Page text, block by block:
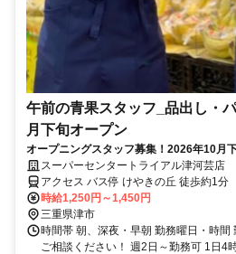
午前の青果スタッフ_品出し・
月下旬オープン
オープニングスタッフ募集！2026年10月
イアルで1日を始めよう！
スーパーセンタートライアル津河芸店
アクセス バス停 けやきの丘 徒歩約1分
時給1,250円～1,450円
三重県津市
時間帯 朝、深夜・早朝 勤務曜日・時間
ご相談ください！ 週2日～勤務可 1日4